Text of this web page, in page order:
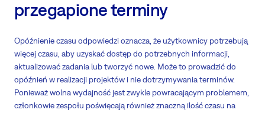
przegapione terminy
Opóźnienie czasu odpowiedzi oznacza, że użytkownicy potrzebują
więcej czasu, aby uzyskać dostęp do potrzebnych informacji,
aktualizować zadania lub tworzyć nowe. Może to prowadzić do
opóźnień w realizacji projektów i nie dotrzymywania terminów.
Ponieważ wolna wydajność jest zwykle powracającym problemem,
członkowie zespołu poświęcają również znaczną ilość czasu na